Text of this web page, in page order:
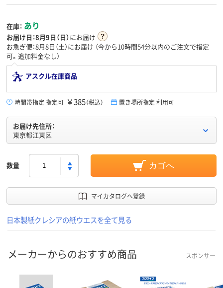
在庫： あり
お届け日：8月9日（日）にお届け
お急ぎ便：8月8日（土）にお届け （今から10時間54分以内のご注文で指定
可。追加料金なし）
アスクル在庫商品
時間帯指定 指定可 ￥385（税込） 置き場所指定 利用可
お届け先住所：
東京都江東区
数量 カゴへ
マイカタログへ登録
日本製紙クレシアの紙ウエスを全て見る
メーカーからのおすすめ商品 スポンサー